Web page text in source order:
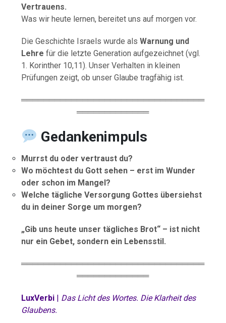
Vertrauens.
Was wir heute lernen, bereitet uns auf morgen vor.
Die Geschichte Israels wurde alsWarnung und
Lehre für die letzte Generation aufgezeichnet (vgl.
1. Korinther 10,11). Unser Verhalten in kleinen
Prüfungen zeigt, ob unser Glaube tragfähig ist.
═════════════════════════════════
═════════════
Gedankenimpuls
Murrst du oder vertraust du?
Wo möchtest du Gott sehen – erst im Wunder
oder schon im Mangel?
Welche tägliche Versorgung Gottes übersiehst
du in deiner Sorge um morgen?
„Gib uns heute unser tägliches Brot“ – ist nicht
nur ein Gebet, sondern ein Lebensstil.
═════════════════════════════════
═════════════
LuxVerbi | Das Licht des Wortes. Die Klarheit des
Glaubens.